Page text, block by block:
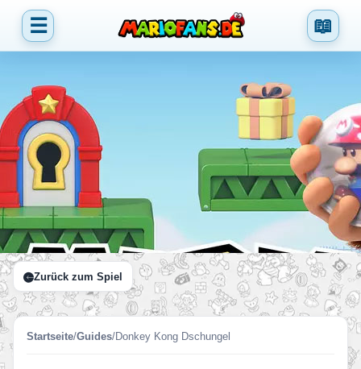
☰ 📖
Zurück zum Spiel
Startseite/Guides/Donkey Kong Dschungel